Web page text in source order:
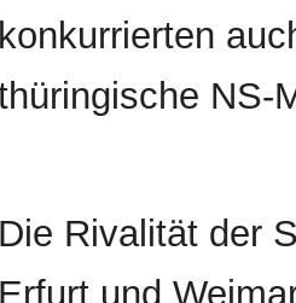
konkurrierten
NS-
Die Rivalität der
Erfurt und